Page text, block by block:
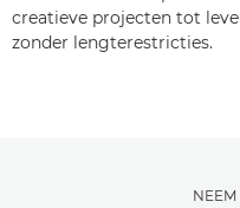
creatieve projecten tot
zonder lengterestricties.
NEEM